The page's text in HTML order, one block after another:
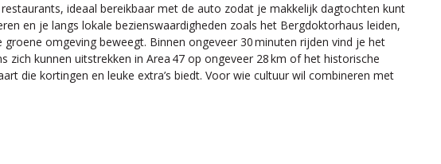
ideaal bereikbaar met de auto zodat je makkelijk dagtochten kunt
en je langs lokale bezienswaardigheden zoals het Bergdoktorhaus leiden,
omgeving beweegt. Binnen ongeveer 30 minuten rijden vind je het
kunnen uitstrekken in Area 47 op ongeveer 28 km of het historische
die kortingen en leuke extra’s biedt. Voor wie cultuur wil combineren met